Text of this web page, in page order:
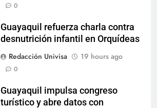
0
Guayaquil refuerza charla contra
desnutrición infantil en Orquídeas
Redacción Univisa
19 hours ago
0
Guayaquil impulsa congreso
turístico y abre datos con